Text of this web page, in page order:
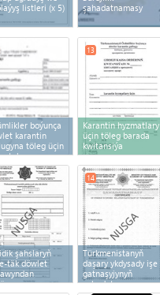
listleri (x 5)
şahadatnamasy
boýunça
karantin
töleg üçin
tabşyrygy
Karantin hyzmatlary
üçin töleg barada
kwitansiýa
13
şahslaryň
täk döwlet
Türkmenistanyň
daşary ykdysady işe
gatnaşyjynyň
şahadatnamasy
14